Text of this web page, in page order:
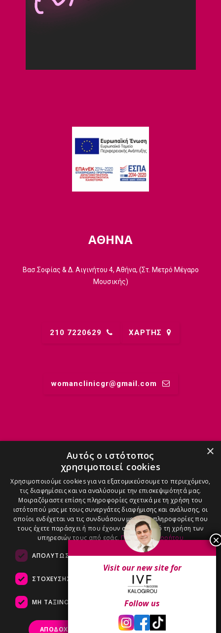
ΑΘΗΝΑ
Βασ.Σοφίας & Δ. Αιγινήτου 4, Αθήνα, (Στ. Μετρό Μέγαρο
Μουσικής)
210 7220629 ΧΑΡΤΗΣ
womanclinicgr@gmail.comㅤ
ΜΑΙΕΣ
ΑΝΑΣΤΑΣΊΑ - 6971909090
ΑΓΓΕΛΙΚΉ - 6986100600
ΒΆΣΩ - 6983200800
Visit our new site for
Follow us
×
Αυτός ο ιστότοπος
χρησιμοποιεί cookies
Χρησιμοποιούμε cookies για να εξατομικεύσουμε το περιεχόμενο,
τις διαφημίσεις και να αναλύσουμε την επισκεψιμότητά μας.
Μοιραζόμαστε επίσης πληροφορίες σχετικά με τη χρήση του
ιστότοπού μας με τους συνεργάτες διαφήμισης και ανάλυσης, οι
οποίοι ενδέχεται να τις συνδυάσουν με άλλες πληροφορίες που
τους έχετε παράσχει ή που έχουν συλλέξει από τη χρήση των
υπηρεσιών τους από εσάς. Πολιτική Απορρήτου
ΑΠΟΛΎΤΩΣ ΑΠΑΡΑΊΤΗΤΑ ΑΠΌΔΟΣΗΣ
ΣΤΌΧΕΥΣΗΣ ΛΕΙΤΟΥΡΓΙΚΌΤΗΤΑΣ
ΜΗ ΤΑΞΙΝΟΜΗΜΈΝΑ
ΑΠΟΔΟΧΉ ΌΛΩΝ ΑΠΌΡΡΙΨΗ ΌΛΩΝ